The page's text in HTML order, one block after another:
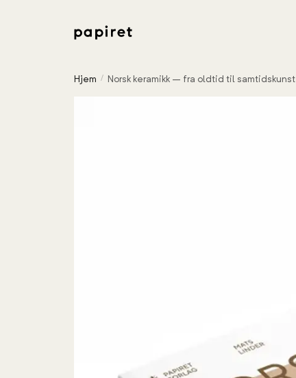
Hjem / Norsk keramikk – fra oldtid til samtidskunst